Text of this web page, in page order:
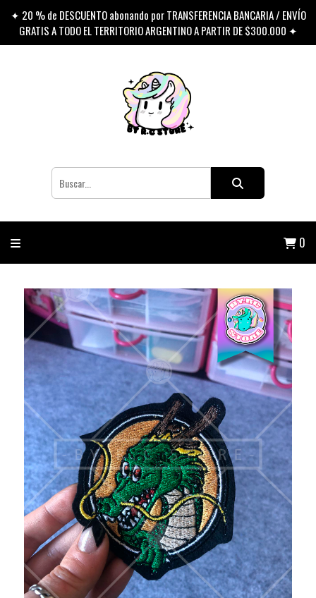
✦ 20 % de DESCUENTO abonando por TRANSFERENCIA BANCARIA / ENVÍO
GRATIS A TODO EL TERRITORIO ARGENTINO A PARTIR DE $300.000 ✦
0